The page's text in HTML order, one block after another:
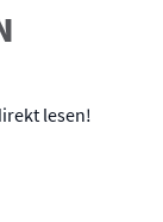
lesen!